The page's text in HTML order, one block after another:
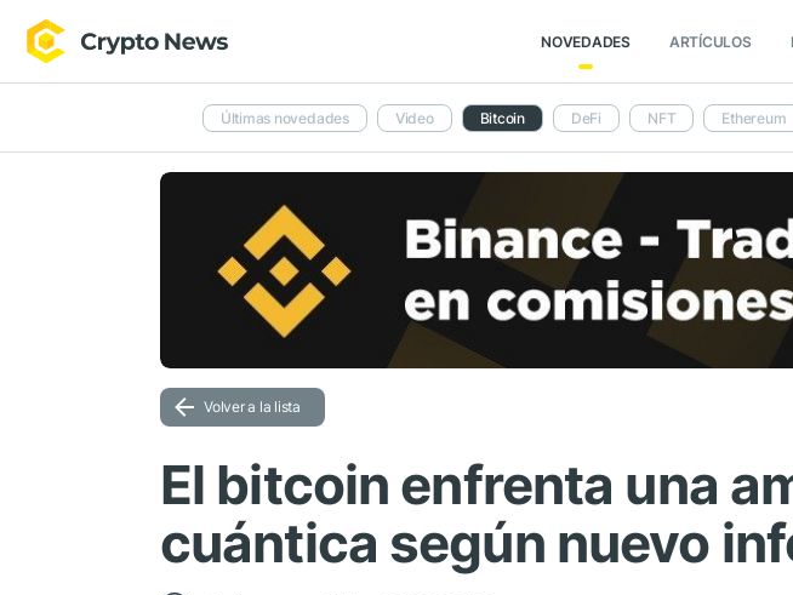
NOVEDADES ARTÍCULOS
Últimas novedades Video Bitcoin DeFi NFT Ethereum
Volver a la lista
El bitcoin enfrenta una
cuántica según nuevo